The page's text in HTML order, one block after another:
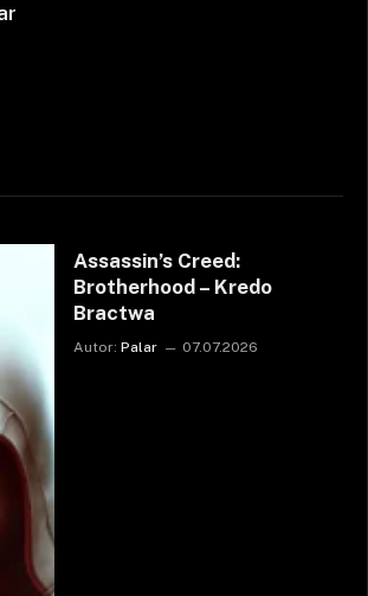
Assassin’s Creed:
Brotherhood – Kredo
Bractwa
Autor: Palar 07.07.2026